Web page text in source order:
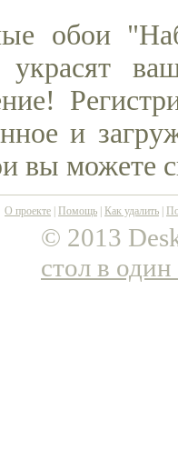
обои
украсят
и
вы можете
О проекте Помощь Как удалить
© 2013
стол в